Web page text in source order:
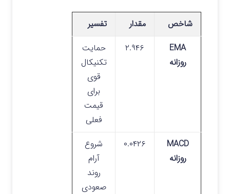
شاخص مقدار
تفسیر
EMA
روزانه
۲.۹۴۶
حمایت
تکنیکال
قوی
برای
قیمت
فعلی
MACD
روزانه
۰.۰۴۲۶
شروع
آرام
روند
صعودی